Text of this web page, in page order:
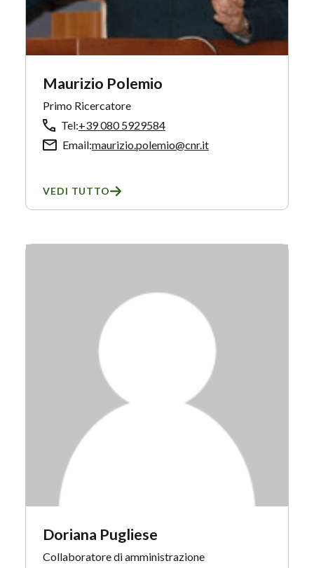
Maurizio Polemio
Primo Ricercatore
Tel:+39 080 5929584
Email:maurizio.polemio@cnr.it
VEDI TUTTO
Doriana Pugliese
Collaboratore di amministrazione